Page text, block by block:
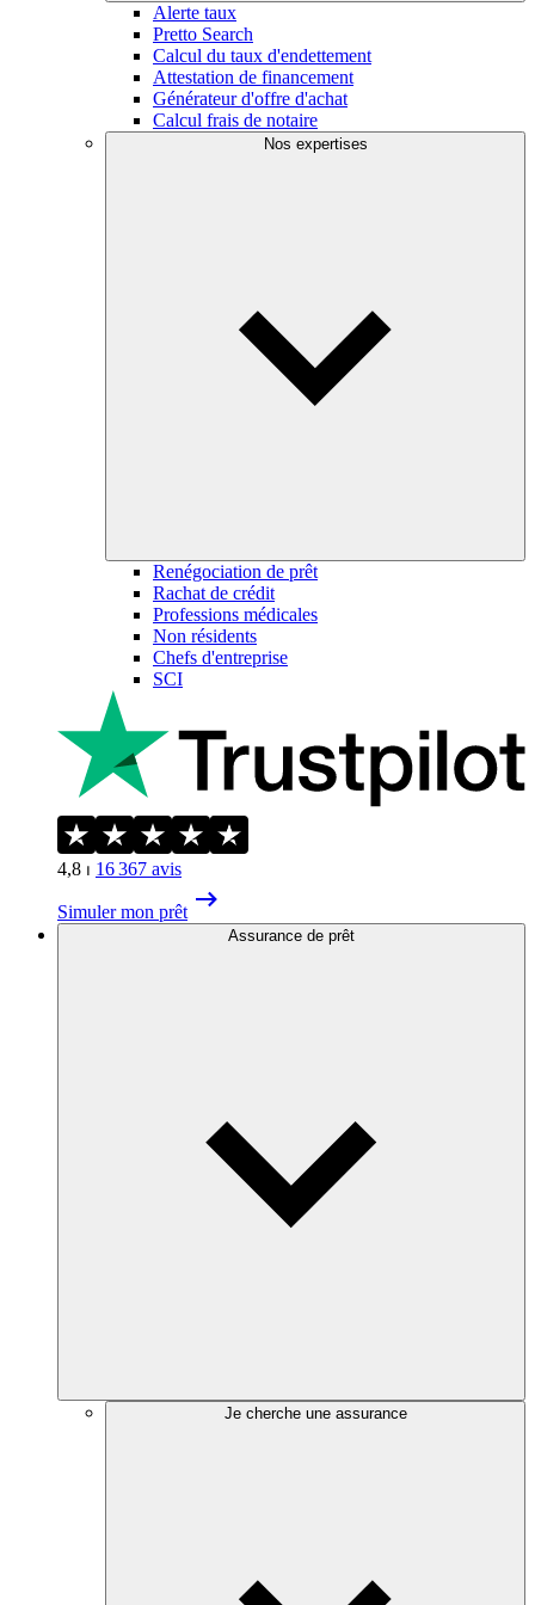
Alerte taux
Pretto Search
Calcul du taux d'endettement
Attestation de financement
Générateur d'offre d'achat
Calcul frais de notaire
Nos expertises
Renégociation de prêt
Rachat de crédit
Professions médicales
Non résidents
Chefs d'entreprise
SCI
4,8 ⏐ 16 367 avis
Simuler mon prêt
Assurance de prêt
Je cherche une assurance